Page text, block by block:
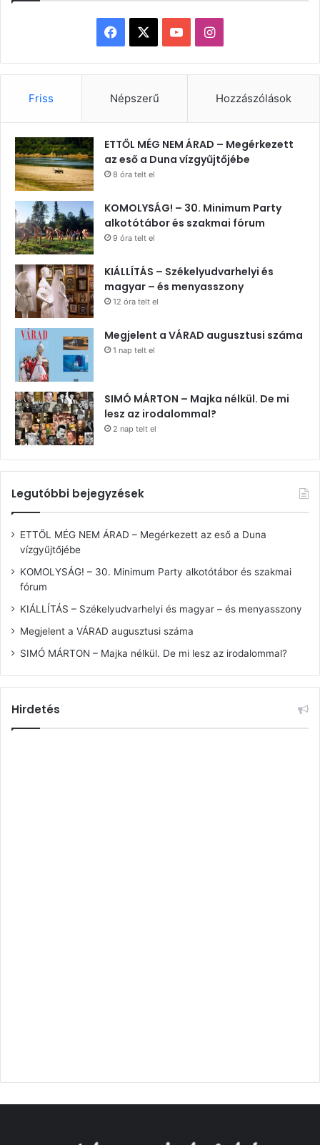
Facebook YouTubeInstagram
Friss Népszerű Hozzászólások
ETTŐL MÉG NEM ÁRAD – Megérkezett
az eső a Duna vízgyűjtőjébe
8 óra telt el
KOMOLYSÁG! – 30. Minimum Party
alkotótábor és szakmai fórum
9 óra telt el
KIÁLLÍTÁS – Székelyudvarhelyi és
magyar – és menyasszony
12 óra telt el
Megjelent a VÁRAD augusztusi száma
1 nap telt el
SIMÓ MÁRTON – Majka nélkül. De mi
lesz az irodalommal?
2 nap telt el
Legutóbbi bejegyzések
ETTŐL MÉG NEM ÁRAD – Megérkezett az eső a Duna
vízgyűjtőjébe
KOMOLYSÁG! – 30. Minimum Party alkotótábor és szakmai
fórum
KIÁLLÍTÁS – Székelyudvarhelyi és magyar – és menyasszony
Megjelent a VÁRAD augusztusi száma
SIMÓ MÁRTON – Majka nélkül. De mi lesz az irodalommal?
Hirdetés